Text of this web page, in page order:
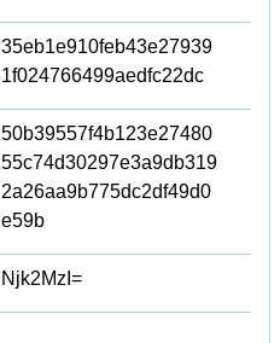
35eb1e910feb43e27939
1f024766499aedfc22dc
50b39557f4b123e27480
55c74d30297e3a9db319
2a26aa9b775dc2df49d0
e59b
Njk2MzI=